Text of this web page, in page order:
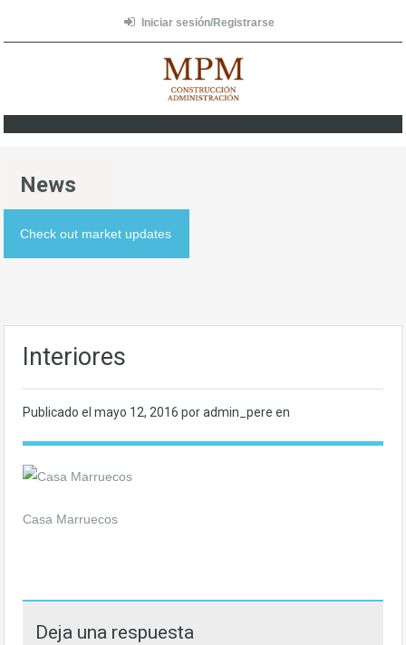
Iniciar sesión/Registrarse
News
Check out market updates
Interiores
Publicado el mayo 12, 2016 por admin_pere en
Casa Marruecos
Deja una respuesta